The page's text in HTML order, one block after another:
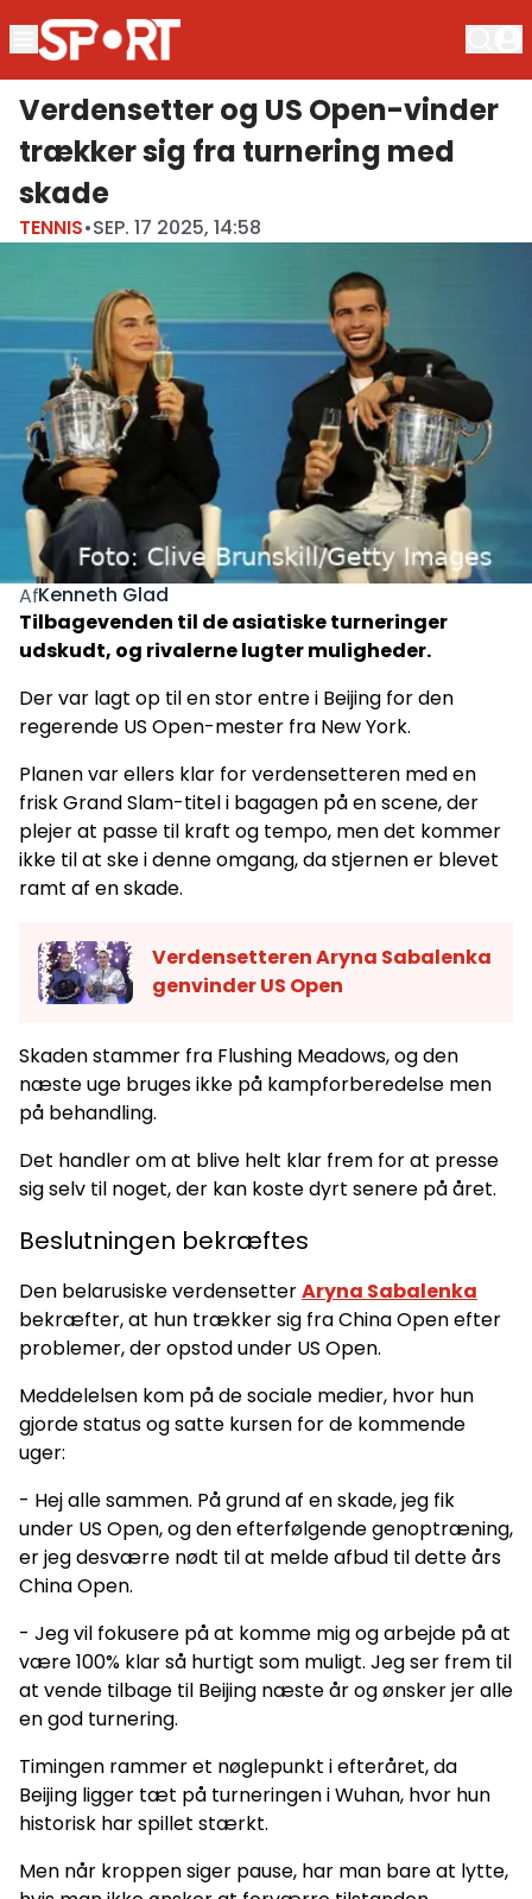
Verdensetter og US Open-vinder
trækker sig fra turnering med
skade
TENNIS•SEP. 17 2025, 14:58
AfKenneth Glad
Tilbagevenden til de asiatiske turneringer
udskudt, og rivalerne lugter muligheder.
Der var lagt op til en stor entre i Beijing for den
regerende US Open-mester fra New York.
Planen var ellers klar for verdensetteren med en
frisk Grand Slam-titel i bagagen på en scene, der
plejer at passe til kraft og tempo, men det kommer
ikke til at ske i denne omgang, da stjernen er blevet
ramt af en skade.
Verdensetteren Aryna Sabalenka
genvinder US Open
Skaden stammer fra Flushing Meadows, og den
næste uge bruges ikke på kampforberedelse men
på behandling.
Det handler om at blive helt klar frem for at presse
sig selv til noget, der kan koste dyrt senere på året.
Beslutningen bekræftes
Den belarusiske verdensetterAryna Sabalenka
bekræfter, at hun trækker sig fra China Open efter
problemer, der opstod under US Open.
Meddelelsen kom på de sociale medier, hvor hun
gjorde status og satte kursen for de kommende
uger:
- Hej alle sammen. På grund af en skade, jeg fik
under US Open, og den efterfølgende genoptræning,
er jeg desværre nødt til at melde afbud til dette års
China Open.
- Jeg vil fokusere på at komme mig og arbejde på at
være 100% klar så hurtigt som muligt. Jeg ser frem til
at vende tilbage til Beijing næste år og ønsker jer alle
en god turnering.
Timingen rammer et nøglepunkt i efteråret, da
Beijing ligger tæt på turneringen i Wuhan, hvor hun
historisk har spillet stærkt.
Men når kroppen siger pause, har man bare at lytte,